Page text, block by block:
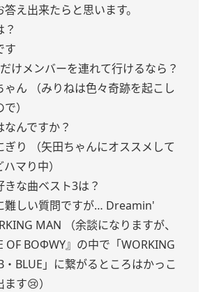
え出来たらと思います。
す
けメンバーを連れて行けるなら？
ゃん
（みりねは色々奇跡を起こし
）
んですか？
ぎり
（矢田ちゃんにオススメして
マり中）
な曲ベスト3は？
難しい質問ですが… Dreamin'
MAN
（余談になりますが、
OF BOΦWY』の中で「WORKING
BLUE」に繋がるところはかっこ
す😢）